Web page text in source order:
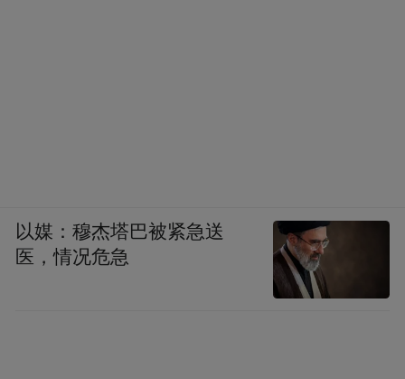
以媒：穆杰塔巴被紧急送
医，情况危急